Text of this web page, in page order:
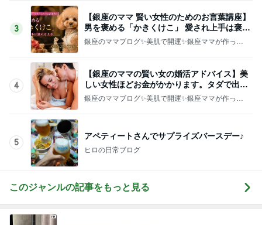
3
【銀座のママ 賢い女性のためのお言葉講座】
男を褒める「かきくけこ」 愛され上手は褒め
方上手
銀座のママブログ✨美肌で開運✨銀座ママが作った
4
【銀座のママの賢い女の婚活アドバイス】美
しい女性ほどお金がかかります。タダで出会
えると思うなよ
銀座のママブログ✨美肌で開運✨銀座ママが作った
5
アペティートさんでサプライズバースデー♪
ヒロの日常ブログ
このジャンルの記事をもっと見る